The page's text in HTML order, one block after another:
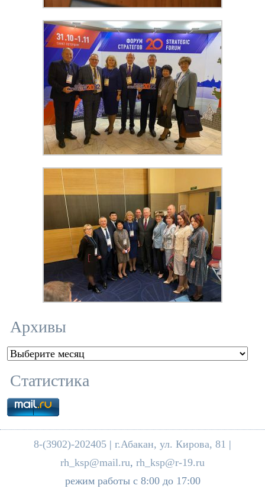
Архивы
Архивы
Статистика
8-(3902)-202405 | г.Абакан, ул. Кирова, 81 |
rh_ksp@mail.ru, rh_ksp@r-19.ru
режим работы с 8:00 до 17:00